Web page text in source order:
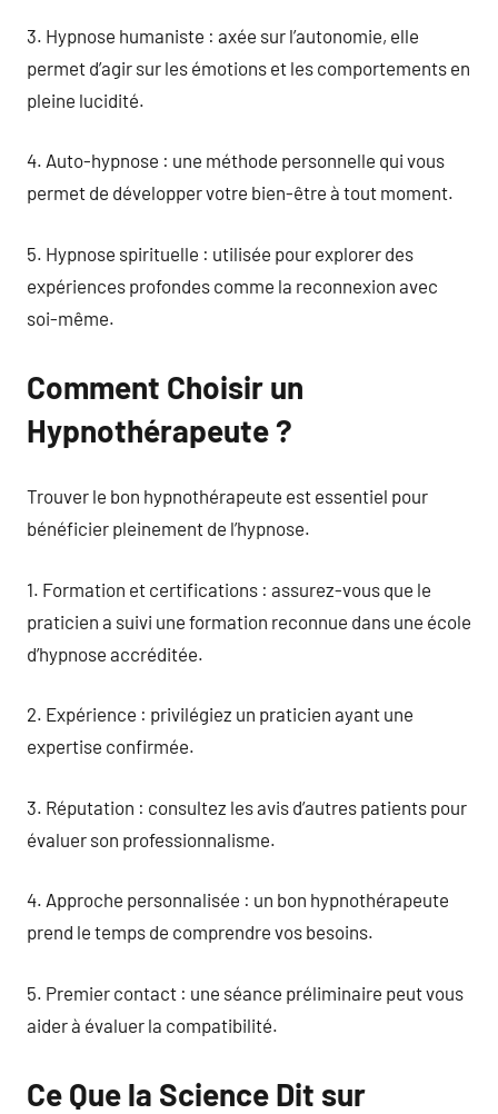
3. Hypnose humaniste : axée sur l’autonomie, elle
permet d’agir sur les émotions et les comportements en
pleine lucidité.
4. Auto-hypnose : une méthode personnelle qui vous
permet de développer votre bien-être à tout moment.
5. Hypnose spirituelle : utilisée pour explorer des
expériences profondes comme la reconnexion avec
soi-même.
Comment Choisir un
Hypnothérapeute ?
Trouver le bon hypnothérapeute est essentiel pour
bénéficier pleinement de l’hypnose.
1. Formation et certifications : assurez-vous que le
praticien a suivi une formation reconnue dans une école
d’hypnose accréditée.
2. Expérience : privilégiez un praticien ayant une
expertise confirmée.
3. Réputation : consultez les avis d’autres patients pour
évaluer son professionnalisme.
4. Approche personnalisée : un bon hypnothérapeute
prend le temps de comprendre vos besoins.
5. Premier contact : une séance préliminaire peut vous
aider à évaluer la compatibilité.
Ce Que la Science Dit sur